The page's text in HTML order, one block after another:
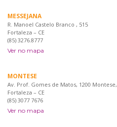
MESSEJANA
R. Manoel Castelo Branco , 515
Fortaleza – CE
(85) 3276.8777
Ver no mapa
MONTESE
Av. Prof. Gomes de Matos, 1200 Montese,
Fortaleza – CE
(85) 3077 7676
Ver no mapa